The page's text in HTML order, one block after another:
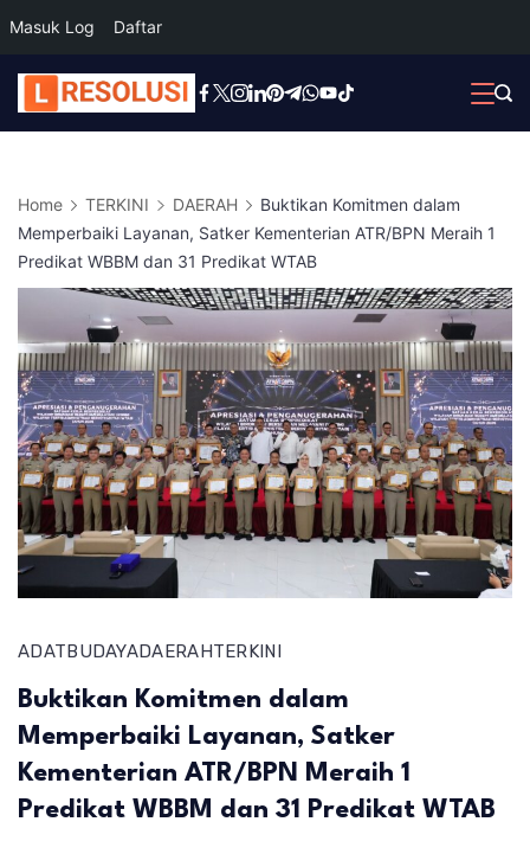
Masuk Log Daftar
Skip
to
Home TERKINI DAERAH
Buktikan Komitmen dalam
Memperbaiki Layanan, Satker Kementerian ATR/BPN Meraih 1
Predikat WBBM dan 31 Predikat WTAB
ADATBUDAYADAERAHTERKINI
Buktikan Komitmen dalam
Memperbaiki Layanan, Satker
Kementerian ATR/BPN Meraih 1
Predikat WBBM dan 31 Predikat WTAB